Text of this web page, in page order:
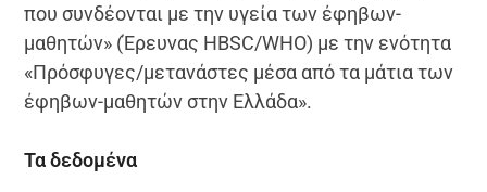
που συνδέονται με την υγεία των έφηβων-
μαθητών» (Έρευνας HBSC/WHO) με την ενότητα
«Πρόσφυγες/μετανάστες μέσα από τα μάτια των
έφηβων-μαθητών στην Ελλάδα».
Τα δεδομένα